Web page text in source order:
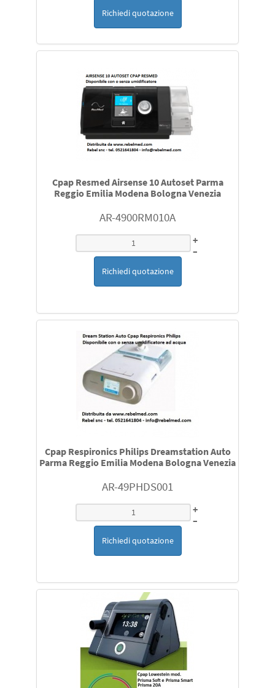
Richiedi quotazione
Cpap Resmed Airsense 10 Autoset Parma
Reggio Emilia Modena Bologna Venezia
AR-4900RM010A
+
–
Richiedi quotazione
Cpap Respironics Philips Dreamstation Auto
Parma Reggio Emilia Modena Bologna Venezia
AR-49PHDS001
+
–
Richiedi quotazione